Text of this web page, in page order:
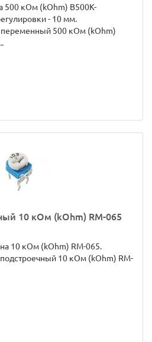
500 кОм (kOhm) B500K-
- 10 мм.
переменный 500 кОм (kOhm)
10 кОм (kOhm) RM-065
10 кОм (kOhm) RM-065.
10 кОм (kOhm) RM-